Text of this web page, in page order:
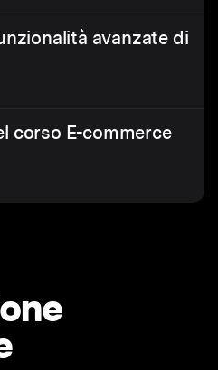
avanzate di
corso E-commerce